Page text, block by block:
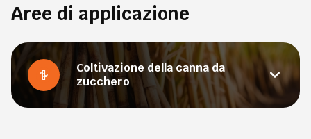
Aree di applicazione
Coltivazione della canna da
zucchero